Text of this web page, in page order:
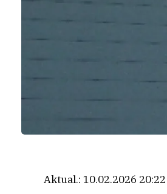
Aktual.: 10.02.2026 20:22